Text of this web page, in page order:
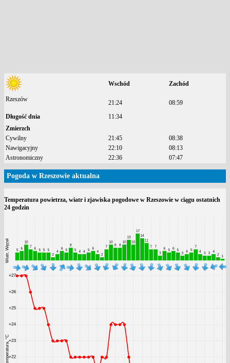
Wschód Zachód
Rzeszów 21:24
08:59
Długość dnia
11:34
Zmierzch
Cywilny
21:45
08:38
Nawigacyjny
22:10
08:13
Astronomiczny
22:36 07:47
Pogoda w Rzeszowie aktualna
Temperatura powietrza, wiatr i zjawiska pogodowe w Rzeszowie w ciągu ostatnich
24 godzin